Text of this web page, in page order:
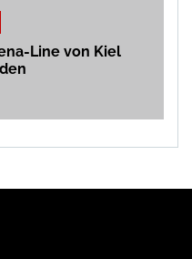
Line von Kiel